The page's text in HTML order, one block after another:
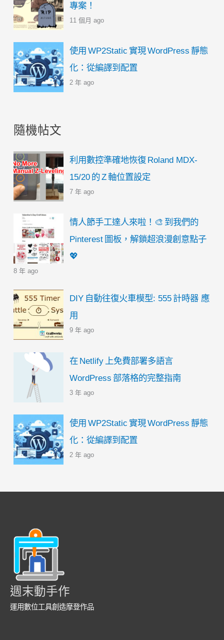
專案！
11 個月 ago
使用 WP2Static 實現 WordPress 靜態
化：從編譯到配置
2 年 ago
隨機帖文
利用數控準確地恢復 Roland MDX-
15/20 的 Z 軸位置設定
7 年 ago
情人節手工達人來啦！🎨 到我們的
Pinterest 圖板，解鎖超浪漫創意點子
💖
8 年 ago
DIY 自動往復火車模型: 555 計時器 應
用
9 年 ago
在 Netlify 上免費部署多語言
WordPress 部落格的完整指南
3 年 ago
使用 WP2Static 實現 WordPress 靜態
化：從編譯到配置
2 年 ago
週末動手作
運用數位工具創造摩登作品